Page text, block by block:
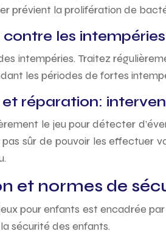
prévient la prolifération de
les
intempéries. Traitez
les périodes de fortes
réparation:
le jeu pour détecter
pas sûr de pouvoir les
et normes de
pour enfants est encadrée
sécurité des enfants.